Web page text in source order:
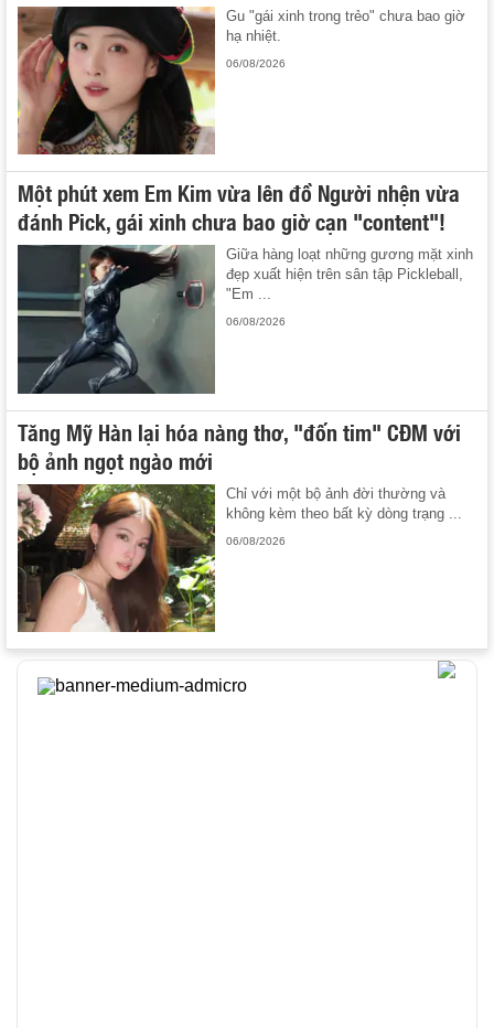
Gu "gái xinh trong trẻo" chưa bao giờ
hạ nhiệt.
06/08/2026
Một phút xem Em Kim vừa lên đồ Người nhện vừa
đánh Pick, gái xinh chưa bao giờ cạn "content"!
Giữa hàng loạt những gương mặt xinh
đẹp xuất hiện trên sân tập Pickleball,
"Em ...
06/08/2026
Tăng Mỹ Hàn lại hóa nàng thơ, "đốn tim" CĐM với
bộ ảnh ngọt ngào mới
Chỉ với một bộ ảnh đời thường và
không kèm theo bất kỳ dòng trạng ...
06/08/2026